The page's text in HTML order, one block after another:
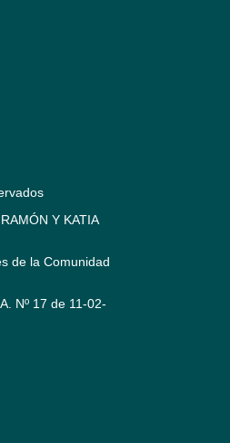
Y KATIA
de la Comunidad
Nº 17 de 11-02-